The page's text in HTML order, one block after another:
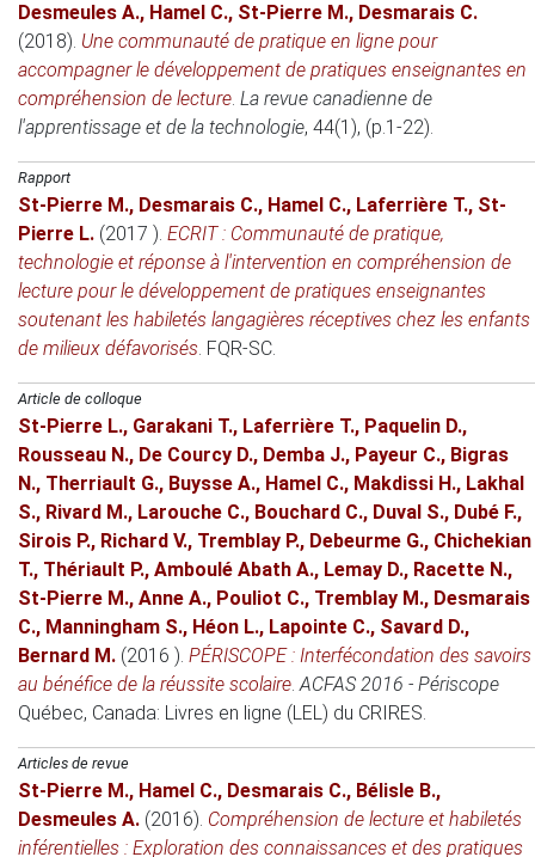
Desmeules A., Hamel C., St-Pierre M., Desmarais C.
(2018). Une communauté de pratique en ligne pour
accompagner le développement de pratiques enseignantes en
compréhension de lecture. La revue canadienne de
l'apprentissage et de la technologie, 44(1), (p.1-22).
Rapport
St-Pierre M., Desmarais C., Hamel C., Laferrière T., St-
Pierre L. (2017 ). ECRIT : Communauté de pratique,
technologie et réponse à l'intervention en compréhension de
lecture pour le développement de pratiques enseignantes
soutenant les habiletés langagières réceptives chez les enfants
de milieux défavorisés. FQR-SC.
Article de colloque
St-Pierre L., Garakani T., Laferrière T., Paquelin D.,
Rousseau N., De Courcy D., Demba J., Payeur C., Bigras
N., Therriault G., Buysse A., Hamel C., Makdissi H., Lakhal
S., Rivard M., Larouche C., Bouchard C., Duval S., Dubé F.,
Sirois P., Richard V., Tremblay P., Debeurme G., Chichekian
T., Thériault P., Amboulé Abath A., Lemay D., Racette N.,
St-Pierre M., Anne A., Pouliot C., Tremblay M., Desmarais
C., Manningham S., Héon L., Lapointe C., Savard D.,
Bernard M. (2016 ). PÉRISCOPE : Interfécondation des savoirs
au bénéfice de la réussite scolaire.ACFAS 2016 - Périscope
Québec, Canada: Livres en ligne (LEL) du CRIRES.
Articles de revue
St-Pierre M., Hamel C., Desmarais C., Bélisle B.,
Desmeules A. (2016). Compréhension de lecture et habiletés
inférentielles : Exploration des connaissances et des pratiques